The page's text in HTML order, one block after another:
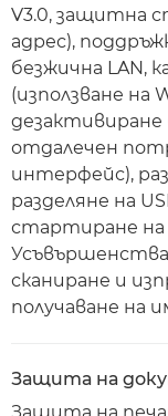
V3.0, защитна
адрес),
безжична LAN,
(използване на
отдалечен
интерфейс),
разделяне на
стартиране на
сканиране и
получаване на
Защита на